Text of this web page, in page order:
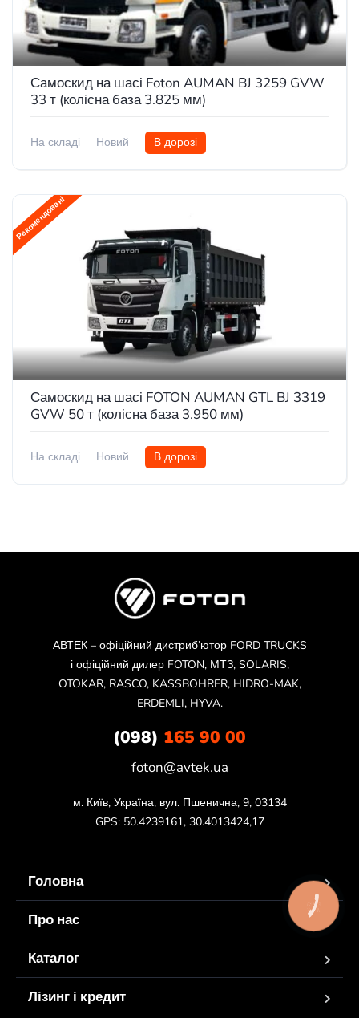
Самоскид на шасі Foton AUMAN BJ 3259 GVW
33 т (колісна база 3.825 мм)
На складі Новий В дорозі
Рекомендовані
Самоскид на шасі FOTON AUMAN GTL BJ 3319
GVW 50 т (колісна база 3.950 мм)
На складі Новий В дорозі
АВТЕК – офіційний дистриб’ютор FORD TRUCKS
і офіційний дилер FOTON, МТЗ, SOLARIS,
OTOKAR, RASCO, KASSBOHRER, HIDRO-MAK,
ERDEMLI, HYVA.
(098) 165 90 00
foton@avtek.ua
м. Київ, Україна, вул. Пшенична, 9, 03134
GPS: 50.4239161, 30.4013424,17
Головна
Про нас
Каталог
Лізинг і кредит
КНОПКА
ЗВ'ЯЗКУ